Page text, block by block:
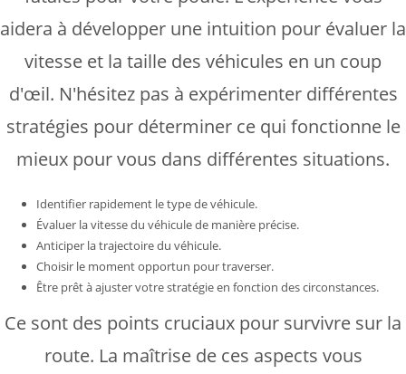
aidera à développer une intuition pour évaluer la
vitesse et la taille des véhicules en un coup
d'œil. N'hésitez pas à expérimenter différentes
stratégies pour déterminer ce qui fonctionne le
mieux pour vous dans différentes situations.
Identifier rapidement le type de véhicule.
Évaluer la vitesse du véhicule de manière précise.
Anticiper la trajectoire du véhicule.
Choisir le moment opportun pour traverser.
Être prêt à ajuster votre stratégie en fonction des circonstances.
Ce sont des points cruciaux pour survivre sur la
route. La maîtrise de ces aspects vous